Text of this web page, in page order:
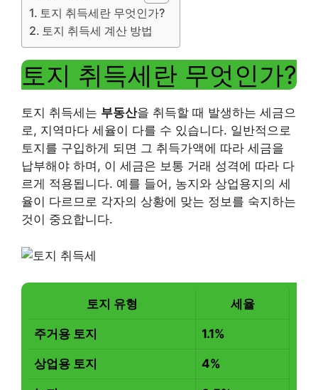
토지 취득세란 무엇인가?
토지 취득세 계산 방법
토지 취득세란 무엇인가?
토지 취득세는 부동산을 취득할 때 발생하는 세금으
로, 지역마다 세율이 다를 수 있습니다. 일반적으로
토지를 구입하게 되면 그 취득가액에 따라 세금을
납부해야 하며, 이 세금은 보통 거래 성격에 따라 다
르게 적용됩니다. 예를 들어, 농지와 상업용지의 세
율이 다르므로 각자의 상황에 맞는 정보를 숙지하는
것이 중요합니다.
토지 유형 세율
주거용 토지 1.1%
상업용 토지 4%